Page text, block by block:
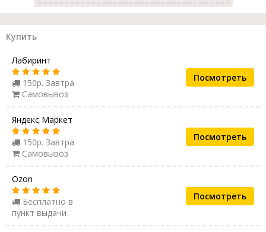
Купить
Лабиринт
150р. Завтра
Самовывоз
Посмотреть
Яндекс Маркет
150р. Завтра
Самовывоз
Посмотреть
Ozon
Бесплатно в
пункт выдачи
Посмотреть